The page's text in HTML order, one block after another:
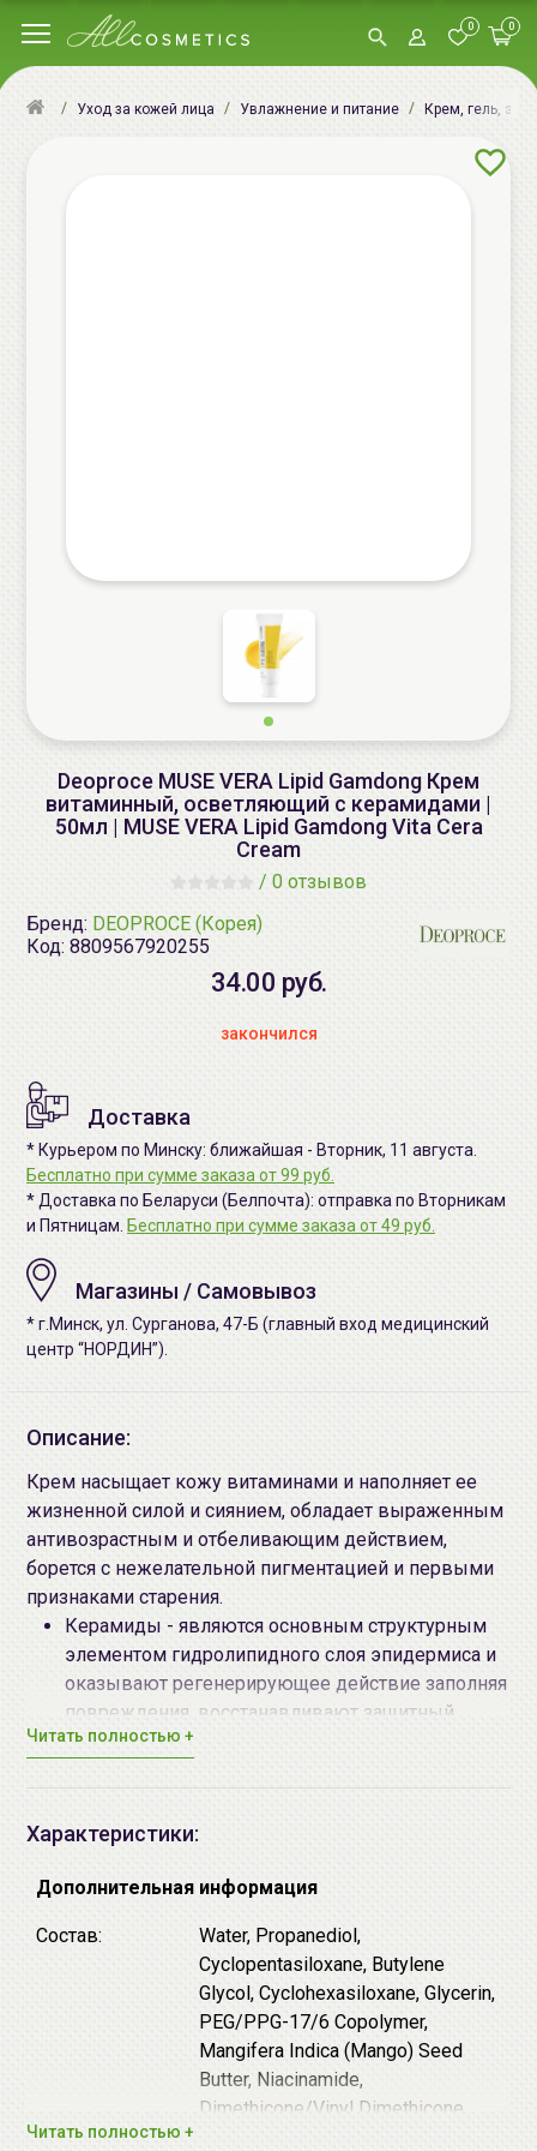
0 0
Уход за кожей лица Увлажнение и питание Крем, гель,
Deoproce MUSE VERA Lipid Gamdong Крем
витаминный, осветляющий с керамидами |
50мл | MUSE VERA Lipid Gamdong Vita Cera
Cream
/ 0 отзывов
Бренд: DEOPROCE (Корея)
Код: 8809567920255
34.00 руб.
закончился
Доставка
* Курьером по Минску: ближайшая - Вторник, 11 августа.
Бесплатно при сумме заказа от 99 руб.
* Доставка по Беларуси (Белпочта): отправка по Вторникам
и Пятницам. Бесплатно при сумме заказа от 49 руб.
Магазины / Самовывоз
* г.Минск, ул. Сурганова, 47-Б (главный вход медицинский
центр “НОРДИН”).
Описание:
Крем насыщает кожу витаминами и наполняет ее
жизненной силой и сиянием, обладает выраженным
антивозрастным и отбеливающим действием,
борется с нежелательной пигментацией и первыми
признаками старения.
Керамиды - являются основным структурным
элементом гидролипидного слоя эпидермиса и
оказывают регенерирующее действие заполняя
повреждения, восстанавливают защитный
барьер кожи.
(биотин). Оказывает регенерирующее и
эластичность и упругость кожи, улучшают тон
обеспечивает антивозрастной эффект.
– мощный регулятор клеточного
метаболизма, ускоряет жизненно важные
процессы, что весьма полезно для увядающей
кожи. Он увеличивает синтез коллагена,
керамидов и жирных кислот в поверхностном
слое кожи, предотвращает потерю влаги,
улучшает внешний вид сухой или поврежденной
Читать полностью +
Характеристики:
Дополнительная информация
Состав:
Water, Propanediol,
Cyclopentasiloxane, Butylene
Glycol, Cyclohexasiloxane, Glycerin,
PEG/PPG-17/6 Copolymer,
Mangifera Indica (Mango) Seed
Butter, Niacinamide,
Dimethicone/Vinyl Dimethicone
Читать полностью +